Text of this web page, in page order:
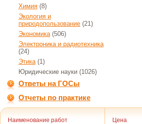
Химия (8)
Экология и
природопользование (21)
Экономика(506)
Электроника и радиотехника
(24)
Этика(1)
Юридические науки (1026)
Ответы на ГОСы
Отчеты по практике
Наименование работ Цена